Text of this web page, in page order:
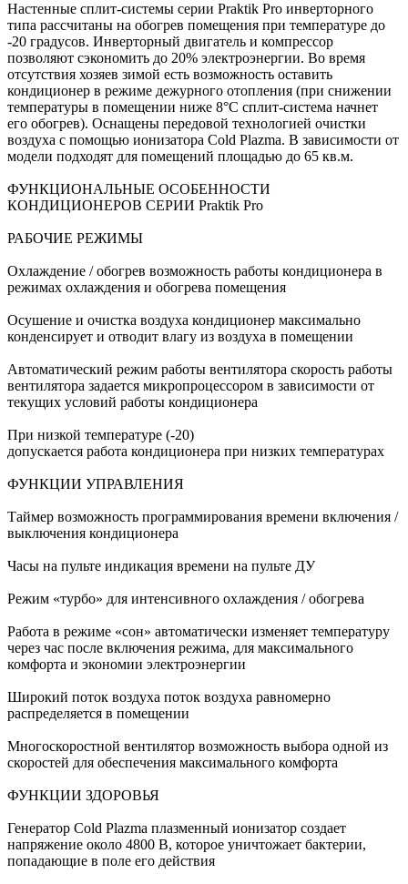
Настенные сплит-системы серии Praktik Pro инверторного
типа рассчитаны на обогрев помещения при температуре до
-20 градусов. Инверторный двигатель и компрессор
позволяют сэкономить до 20% электроэнергии. Во время
отсутствия хозяев зимой есть возможность оставить
кондиционер в режиме дежурного отопления (при снижении
температуры в помещении ниже 8°С сплит-система начнет
его обогрев). Оснащены передовой технологией очистки
воздуха с помощью ионизатора Cold Plazma. В зависимости от
модели подходят для помещений площадью до 65 кв.м.
ФУНКЦИОНАЛЬНЫЕ ОСОБЕННОСТИ
КОНДИЦИОНЕРОВ СЕРИИ Praktik Pro
РАБОЧИЕ РЕЖИМЫ
Охлаждение / обогрев возможность работы кондиционера в
режимах охлаждения и обогрева помещения
Осушение и очистка воздуха кондиционер максимально
конденсирует и отводит влагу из воздуха в помещении
Автоматический режим работы вентилятора скорость работы
вентилятора задается микропроцессором в зависимости от
текущих условий работы кондиционера
При низкой температуре (-20)
допускается работа кондиционера при низких температурах
ФУНКЦИИ УПРАВЛЕНИЯ
Таймер возможность программирования времени включения /
выключения кондиционера
Часы на пульте индикация времени на пульте ДУ
Режим «турбо» для интенсивного охлаждения / обогрева
Работа в режиме «сон» автоматически изменяет температуру
через час после включения режима, для максимального
комфорта и экономии электроэнергии
Широкий поток воздуха поток воздуха равномерно
распределяется в помещении
Многоскоростной вентилятор возможность выбора одной из
скоростей для обеспечения максимального комфорта
ФУНКЦИИ ЗДОРОВЬЯ
Генератор Cold Plazma плазменный ионизатор создает
напряжение около 4800 В, которое уничтожает бактерии,
попадающие в поле его действия